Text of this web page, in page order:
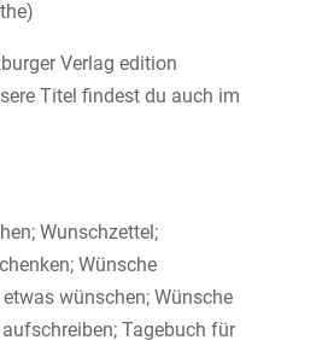
Verlag edition
Titel findest du auch im
Wunschzettel;
Wünsche
wünschen; Wünsche
Tagebuch für